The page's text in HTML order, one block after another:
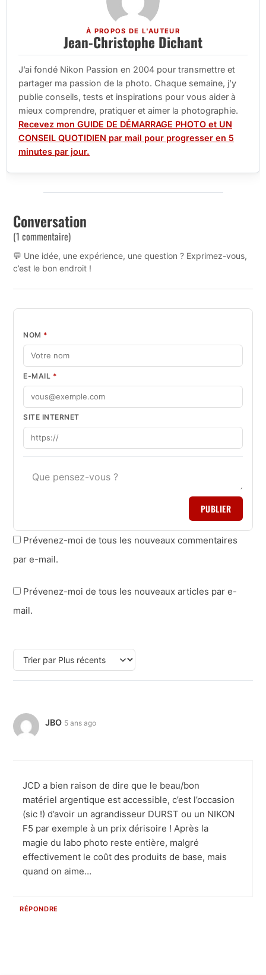
À PROPOS DE L'AUTEUR
Jean-Christophe Dichant
J’ai fondé Nikon Passion en 2004 pour transmettre et
partager ma passion de la photo. Chaque semaine, j’y
publie conseils, tests et inspirations pour vous aider à
mieux comprendre, pratiquer et aimer la photographie.
Recevez mon GUIDE DE DÉMARRAGE PHOTO et UN
CONSEIL QUOTIDIEN par mail pour progresser en 5
minutes par jour.
Conversation
(1 commentaire)
💬 Une idée, une expérience, une question ? Exprimez-vous,
c’est le bon endroit !
NOM *
E-MAIL *
SITE INTERNET
PUBLIER
Prévenez-moi de tous les nouveaux commentaires
par e-mail.
Prévenez-moi de tous les nouveaux articles par e-
mail.
JBO 5 ans ago
JCD a bien raison de dire que le beau/bon
matériel argentique est accessible, c’est l’occasion
(sic !) d’avoir un agrandisseur DURST ou un NIKON
F5 par exemple à un prix dérisoire ! Après la
magie du labo photo reste entière, malgré
effectivement le coût des produits de base, mais
quand on aime…
RÉPONDRE